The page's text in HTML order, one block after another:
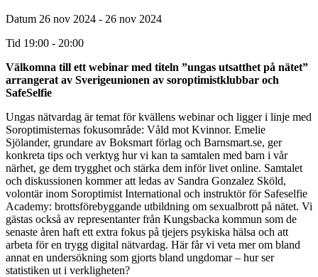
Datum 26 nov 2024 - 26 nov 2024
Tid 19:00 - 20:00
Välkomna till ett webinar med titeln ”ungas utsatthet på nätet”
arrangerat av Sverigeunionen av soroptimistklubbar och
SafeSelfie
Ungas nätvardag är temat för kvällens webinar och ligger i linje med
Soroptimisternas fokusområde: Våld mot Kvinnor. Emelie
Sjölander, grundare av Boksmart förlag och Barnsmart.se, ger
konkreta tips och verktyg hur vi kan ta samtalen med barn i vår
närhet, ge dem trygghet och stärka dem inför livet online. Samtalet
och diskussionen kommer att ledas av Sandra Gonzalez Sköld,
volontär inom Soroptimist International och instruktör för Safeselfie
Academy: brottsförebyggande utbildning om sexualbrott på nätet. Vi
gästas också av representanter från Kungsbacka kommun som de
senaste åren haft ett extra fokus på tjejers psykiska hälsa och att
arbeta för en trygg digital nätvardag. Här får vi veta mer om bland
annat en undersökning som gjorts bland ungdomar – hur ser
statistiken ut i verkligheten?